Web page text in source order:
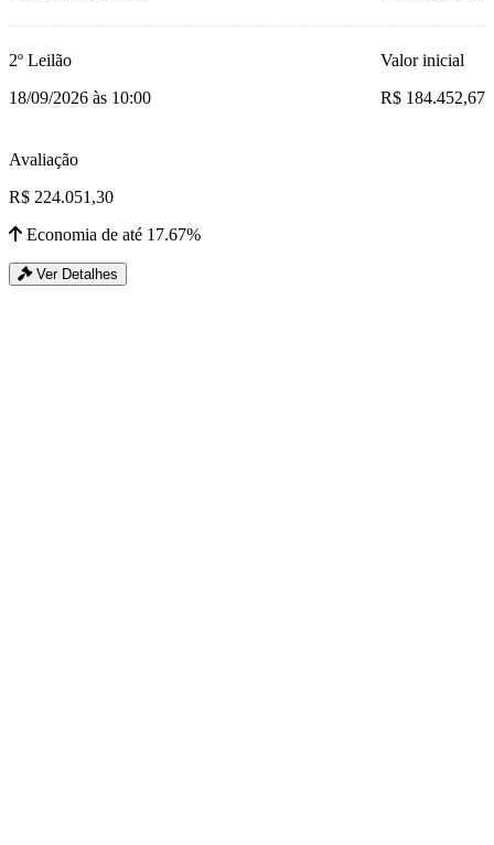
2º Leilão
18/09/2026 às 10:00
Valor inicial
R$ 184.452,67
Avaliação
R$ 224.051,30
Economia de até 17.67%
Ver Detalhes